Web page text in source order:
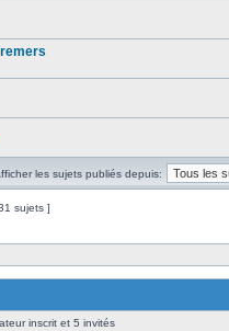
les sujets publiés depuis:
sujets ]
inscrit et 5 invités